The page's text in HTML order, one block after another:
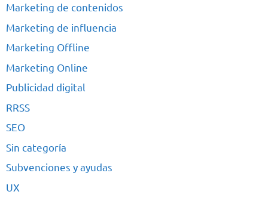
Marketing de contenidos
Marketing de influencia
Marketing Offline
Marketing Online
Publicidad digital
RRSS
SEO
Sin categoría
Subvenciones y ayudas
UX